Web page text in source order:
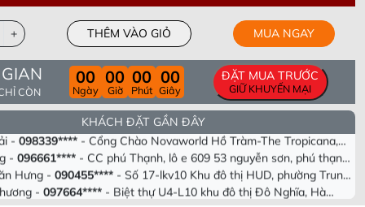
+ THÊM VÀO GIỎ MUA NGAY
CÒN
00
Ngày
00
Giờ
00
Phút
00
Giây
ĐẶT MUA TRƯỚC
GIỮ KHUYẾN MẠI
KHÁCH ĐẶT GẦN ĐÂY
Thắng - 098305****- Tầng 40 Tòa HPC Lanmark Văn Khê, Hà
- 090955****- Số 63 Lạc Long Quân, Hiệp Định, Hiệp Tân,
Ninh
-082693****- Khu cc empire . Tháp linden .phường Thủ Thiêm .
Đức. Tp Hồ chí minh- Cổng Chào Novaworld Hồ Tràm-The Tropicana,
Bình Châu, Huyện Xuyên Mộc, Tỉnh Bà Rịa Vũng Tàu
-096661****- CC phú Thạnh, lô e 609 53 nguyễn sơn, phú thạnh
Hưng -090455****- Số 17-lkv10 Khu đô thị HUD, phường Trung
Tây, tp Hà Nội
- 097664****- Biệt thự U4-L10 khu đô thị Đô Nghĩa, Hà
Thành -036631****
- Thôn Tân Thành. Đông Triều. Tỉnh Quảng
-090373****- 356/10/12 Tỉnh lộ 10. Bình trị đông. Bình tân ,